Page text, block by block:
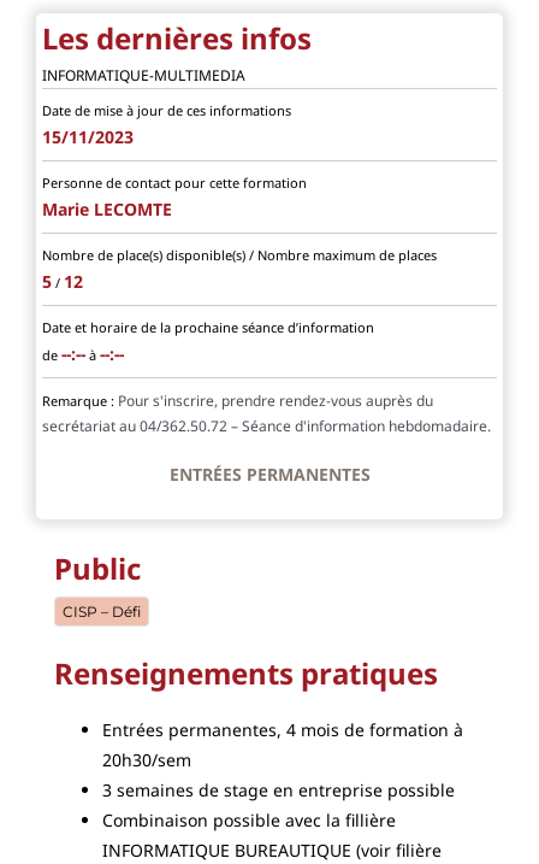
Les dernières infos
INFORMATIQUE-MULTIMEDIA
Date de mise à jour de ces informations
15/11/2023
Personne de contact pour cette formation
Marie LECOMTE
Nombre de place(s) disponible(s) / Nombre maximum de places
5 / 12
Date et horaire de la prochaine séance d’information
de --:-- à --:--
Remarque : Pour s'inscrire, prendre rendez-vous auprès du
secrétariat au 04/362.50.72 – Séance d'information hebdomadaire.
ENTRÉES PERMANENTES
Public
CISP – Défi
Renseignements pratiques
Entrées permanentes, 4 mois de formation à
20h30/sem
3 semaines de stage en entreprise possible
Combinaison possible avec la fillière
INFORMATIQUE BUREAUTIQUE (voir filière